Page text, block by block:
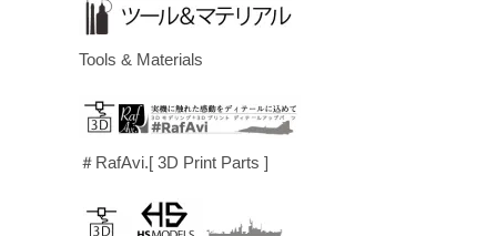
Tools & Materials
＃RafAvi.[ 3D Print Parts ]